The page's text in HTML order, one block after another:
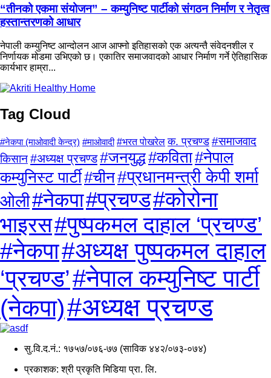
“तीनको एकमा संयोजन” – कम्युनिष्ट पार्टीको संगठन निर्माण र नेतृत्व
हस्तान्तरणको आधार
नेपाली कम्युनिष्ट आन्दोलन आज आफ्नो इतिहासको एक अत्यन्तै संवेदनशील र
निर्णायक मोडमा उभिएको छ। एकातिर समाजवादको आधार निर्माण गर्ने ऐतिहासिक
कार्यभार हाम्रा...
Tag Cloud
#नेकपा (माओवादी केन्द्र) #माओवादी #भरत पोखरेल क. प्रचण्ड#समाजवाद
किसान#अध्यक्ष प्रचण्ड#जनयुद्ध#कविता#नेपाल
कम्युनिस्ट पार्टी#चीन#प्रधानमन्त्री केपी शर्मा
ओली#नेकपा#प्रचण्ड#कोरोना
भाइरस#पुष्पकमल दाहाल ‘प्रचण्ड’
#नेकपा#अध्यक्ष पुष्पकमल दाहाल
‘प्रचण्ड’#नेपाल कम्युनिष्ट पार्टी
(नेकपा)#अध्यक्ष प्रचण्ड
सु.वि.द.नं.: १७५७/०७६-७७ (साविक ४४२/०७३-०७४)
प्रकाशक: श्री प्रकृति मिडिया प्रा. लि.